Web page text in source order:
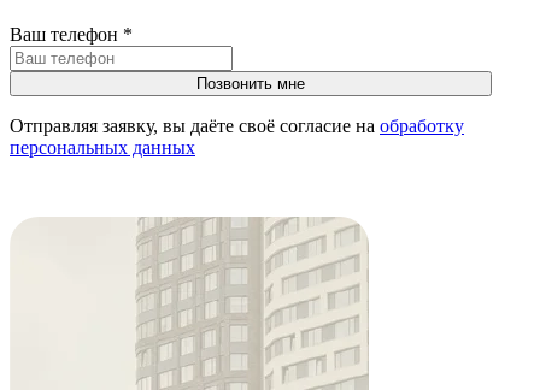
Ваш телефон *
Отправляя заявку, вы даёте своё согласие на обработку
персональных данных